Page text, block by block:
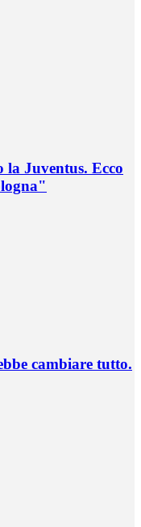
Juventus. Ecco
cambiare tutto.